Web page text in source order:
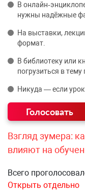
В
нужны надёжные
На выставки,
формат.
В библиотеку или
погрузиться в тему
Никуда — если
Взгляд зумера:
влияют на
Всего
Открыть отдельно